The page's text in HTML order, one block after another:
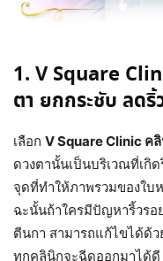
1. V Square
ตา ยกกระชับ ลด
เลือก V Square Clinic ค
ดวงตานั้นเป็นบริเวณที่เกิ
จุดที่ทำให้ภาพรวมของใบ
ฉะนั้นถ้าใครมีปัญหาริ้วรอ
ตีนกา สามารถแก้ไขได้ด้
ทุกคลินิกจะฉีดออกมาได้